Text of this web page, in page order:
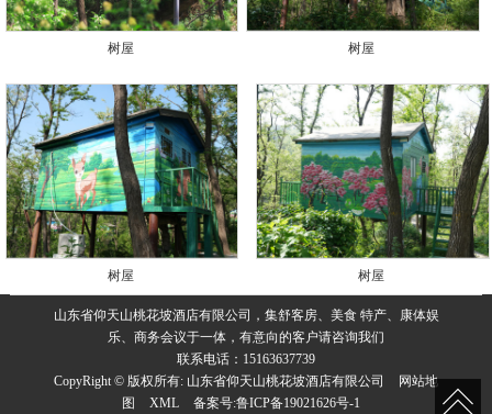
树屋 树屋
树屋 树屋
山东省仰天山桃花坡酒店有限公司，集舒客房、美食 特产、康体娱
乐、商务会议于一体，有意向的客户请咨询我们
联系电话：15163637739
CopyRight © 版权所有: 山东省仰天山桃花坡酒店有限公司
网站地
图
XML 备案号:鲁ICP备19021626号-1